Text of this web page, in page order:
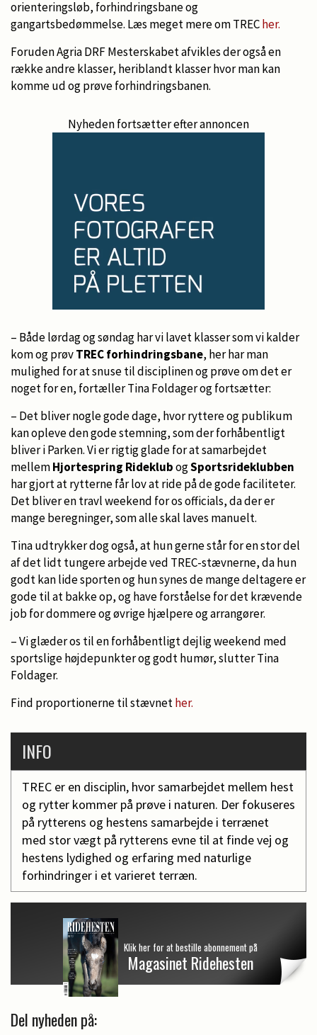
orienteringsløb, forhindringsbane og
gangartsbedømmelse. Læs meget mere om TRECher.
Foruden Agria DRF Mesterskabet afvikles der også en
række andre klasser, heriblandt klasser hvor man kan
komme ud og prøve forhindringsbanen.
Nyheden fortsætter efter annoncen
– Både lørdag og søndag har vi lavet klasser som vi kalder
kom og prøvTREC forhindringsbane, her har man
mulighed for at snuse til disciplinen og prøve om det er
noget for en, fortæller Tina Foldager og fortsætter:
– Det bliver nogle gode dage, hvor ryttere og publikum
kan opleve den gode stemning, som der forhåbentligt
bliver i Parken. Vi er rigtig glade for at samarbejdet
mellemHjortespring RideklubogSportsrideklubben
har gjort at rytterne får lov at ride på de gode faciliteter.
Det bliver en travl weekend for os officials, da der er
mange beregninger, som alle skal laves manuelt.
Tina udtrykker dog også, at hun gerne står for en stor del
af det lidt tungere arbejde ved TREC-stævnerne, da hun
godt kan lide sporten og hun synes de mange deltagere er
gode til at bakke op, og have forståelse for det krævende
job for dommere og øvrige hjælpere og arrangører.
– Vi glæder os til en forhåbentligt dejlig weekend med
sportslige højdepunkter og godt humør, slutter Tina
Foldager.
Find proportionerne til stævnether.
INFO
TREC er en disciplin, hvor samarbejdet mellem hest
og rytter kommer på prøve i naturen. Der fokuseres
på rytterens og hestens samarbejde i terrænet
med stor vægt på rytterens evne til at finde vej og
hestens lydighed og erfaring med naturlige
forhindringer i et varieret terræn.
Klik her for at bestille abonnement på
Magasinet Ridehesten
Del nyheden på: